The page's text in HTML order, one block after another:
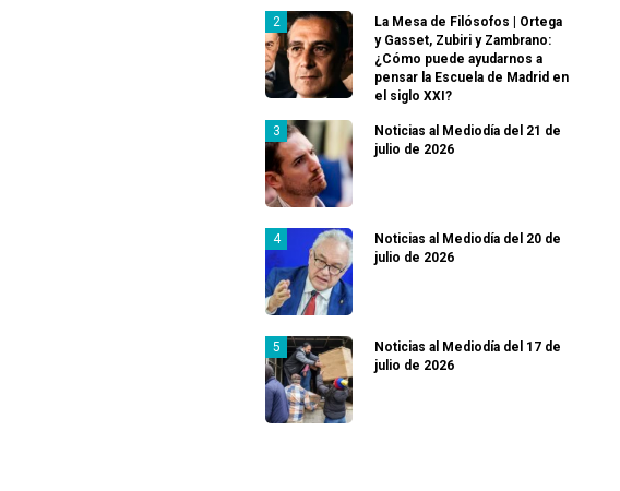
La Mesa de Filósofos | Ortega
y Gasset, Zubiri y Zambrano:
¿Cómo puede ayudarnos a
pensar la Escuela de Madrid en
el siglo XXI?
Noticias al Mediodía del 21 de
julio de 2026
Noticias al Mediodía del 20 de
julio de 2026
Noticias al Mediodía del 17 de
julio de 2026